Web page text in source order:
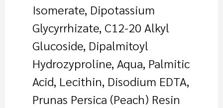
Isomerate, Dipotassium
Glycyrrhizate, C12-20 Alkyl
Glucoside, Dipalmitoyl
Hydrozyproline, Aqua, Palmitic
Acid, Lecithin, Disodium EDTA,
Prunas Persica (Peach) Resin